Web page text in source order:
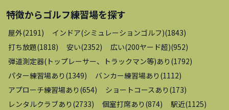
特徴からゴルフ練習場を探す
屋外(2191 ) インドア(シミュレーションゴルフ)(1843)
打ち放題(1818) 安い(2352) 広い(200ヤード超)(952)
弾道測定器(トップレーサー、トラックマン等)あり (1792)
パター練習場あり (1349) バンカー練習場あり (1112)
アプローチ練習場あり (654) ショートコースあり (173)
レンタルクラブあり (2733) 個室打席あり (874) 駅近(1125)